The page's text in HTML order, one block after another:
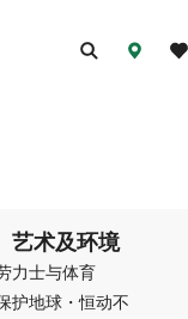
艺术及环境
力士与体育
护地球・恒动不